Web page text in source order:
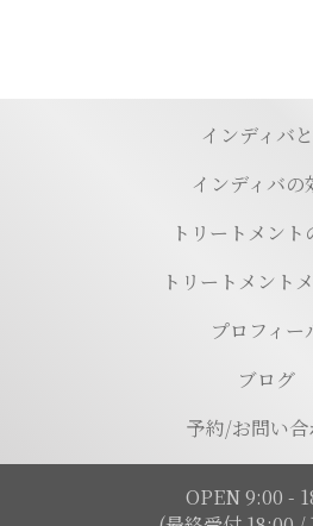
インディバ
インディバの
トリートメント
トリートメント
プロフィー
ブログ
予約/お問い合
OPEN 9:00 -